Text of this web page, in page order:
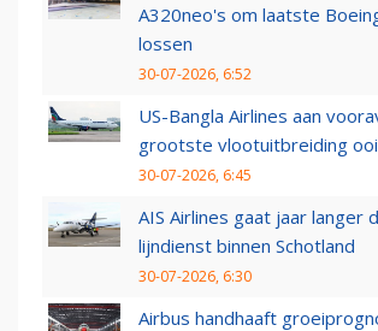
A320neo's om laatste
lossen
30-07-2026, 6:52
US-Bangla Airlines aan
grootste vlootuitbreiding
30-07-2026, 6:45
AIS Airlines gaat jaar langer
lijndienst binnen Schotland
30-07-2026, 6:30
Airbus handhaaft